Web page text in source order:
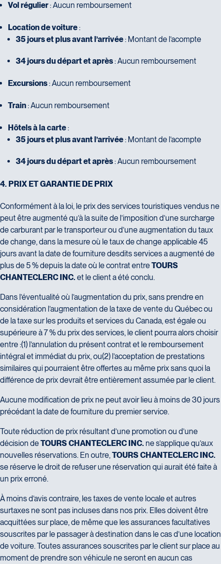
Vol régulier: Aucun remboursement
Location de voiture:
35 jours et plus avant l’arrivée: Montant de l’acompte
34 jours du départ et après: Aucun remboursement
Excursions: Aucun remboursement
Train: Aucun remboursement
Hôtels à la carte:
35 jours et plus avant l’arrivée: Montant de l’acompte
34 jours du départ et après: Aucun remboursement
4. PRIX ETGARANTIE DE PRIX
Conformément à la loi, le prix des services touristiques vendus ne
peut être augmenté qu’à la suite de l’imposition d’une surcharge
de carburant par le transporteur ou d’une augmentation du taux
de change, dans la mesure où le taux de change applicable 45
jours avant la date de fourniture desdits services a augmenté de
plus de 5 % depuis la date où le contrat entreTOURS
CHANTECLERC INC. et le client a été conclu.
Dans l’éventualité où l’augmentation du prix, sans prendre en
considération l’augmentation de la taxe de vente du Québec ou
de la taxe sur les produits et services du Canada, est égale ou
supérieure à 7 % du prix des services, le client pourra alors choisir
entre :(1) l’annulation du présent contrat et le remboursement
intégral et immédiat du prix, ou(2) l’acceptation de prestations
similaires qui pourraient être offertes au même prix sans quoi la
différence de prix devrait être entièrement assumée par le client.
Aucune modification de prix ne peut avoir lieu à moins de 30 jours
précédant la date de fourniture du premier service.
Toute réduction de prix résultant d’une promotion ou d’une
décision deTOURS CHANTECLERC INC. ne s’applique qu’aux
nouvelles réservations. En outre,TOURS CHANTECLERC INC.
se réserve le droit de refuser une réservation qui aurait été faite à
un prix erroné.
À moins d’avis contraire, les taxes de vente locale et autres
surtaxes ne sont pas incluses dans nos prix. Elles doivent être
acquittées sur place, de même que les assurances facultatives
souscrites par le passager à destination dans le cas d’une location
de voiture. Toutes assurances souscrites par le client sur place au
moment de prendre son véhicule ne seront en aucun cas